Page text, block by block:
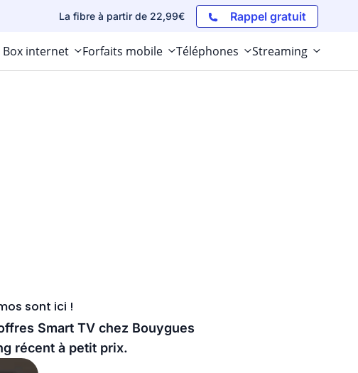
La fibre à partir de 22,99€ Rappel gratuit
Box internet Forfaits mobile Téléphones Streaming
sont ici !
Smart TV chez Bouygues
récent à petit prix.